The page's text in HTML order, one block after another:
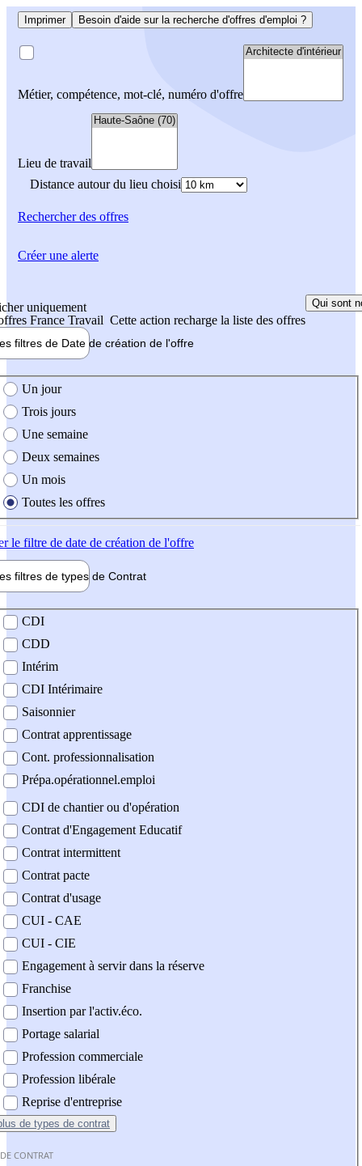
Imprimer Besoin d'aide sur la recherche d'offres d'emploi ?
Métier, compétence, mot-clé, numéro d'offre
Lieu de travail
Distance autour du lieu choisi
Rechercherdes offres
uniquement
France Travail Cette action recharge la liste des offres
Qui sont
filtres de Date de création de l'offre
création de l'offre
Un jour
Trois jours
Une semaine
Deux semaines
Un mois
Toutes les offres
le filtre de date de création de l'offre
filtres de types de Contrat
contrat
CDI
CDD
Intérim
CDI Intérimaire
Saisonnier
Contrat apprentissage
Cont. professionnalisation
Prépa.opérationnel.emploi
CDI de chantier ou d'opération
Contrat d'Engagement Educatif
Contrat intermittent
Contrat pacte
Contrat d'usage
CUI - CAE
CUI - CIE
Engagement à servir dans la réserve
Franchise
Insertion par l'activ.éco.
Portage salarial
Profession commerciale
Profession libérale
Reprise d'entreprise
de types de contrat
CONTRAT
Créer une alerte